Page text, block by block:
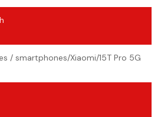
/ smartphones/Xiaomi/15T Pro 5G